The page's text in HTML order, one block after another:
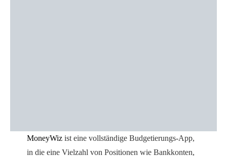
MoneyWizist eine vollständige Budgetierungs-App,
in die eine Vielzahl von Positionen wie Bankkonten,